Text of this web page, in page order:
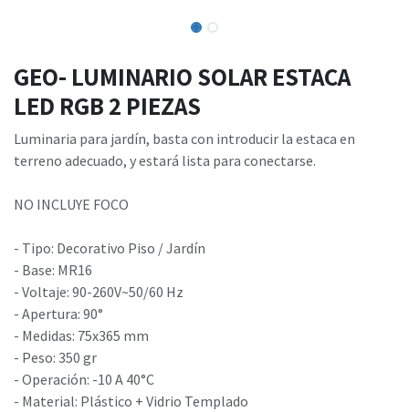
GEO- LUMINARIO SOLAR ESTACA
LED RGB 2 PIEZAS
Luminaria para jardín, basta con introducir la estaca en
terreno adecuado, y estará lista para conectarse.
NO INCLUYE FOCO
- Tipo: Decorativo Piso / Jardín
- Base: MR16
- Voltaje: 90-260V~50/60 Hz
- Apertura: 90°
- Medidas: 75x365 mm
- Peso: 350 gr
- Operación: -10 A 40°C
- Material: Plástico + Vidrio Templado